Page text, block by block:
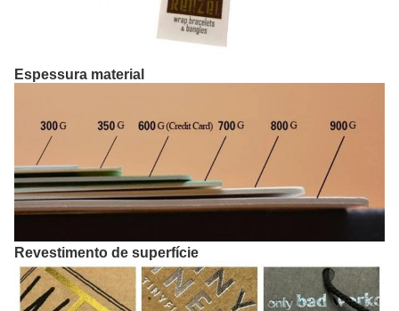
Espessura material
Revestimento de superfície